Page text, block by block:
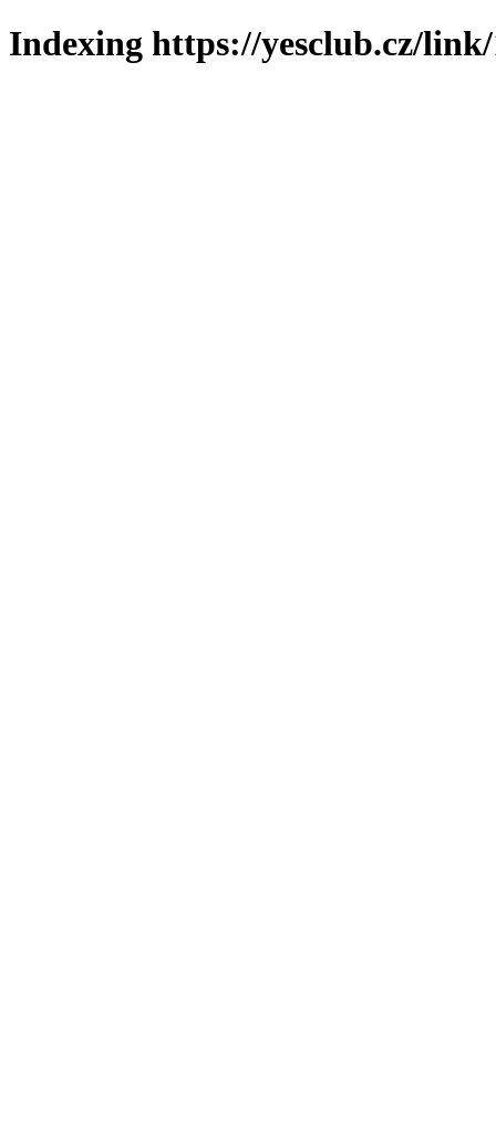
Indexing https://yesclub.cz/link/